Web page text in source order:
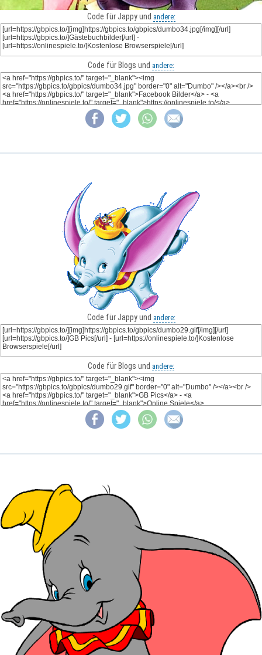
Code für Jappy und andere:
Code für Blogs und andere:
Code für Jappy und andere:
Code für Blogs und andere: